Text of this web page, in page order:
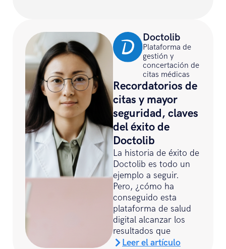
Doctolib
Plataforma de
gestión y
concertación de
citas médicas
Recordatorios de
citas y mayor
seguridad, claves
del éxito de
Doctolib
La historia de éxito de
Doctolib es todo un
ejemplo a seguir.
Pero, ¿cómo ha
conseguido esta
plataforma de salud
digital alcanzar los
resultados que
Leer el artículo